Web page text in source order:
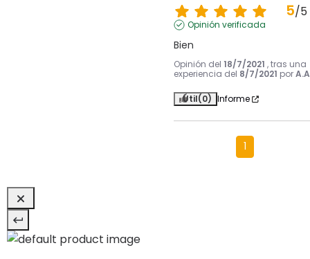
5/5
Opinión verificada
Bien
Opinión del 18/7/2021 , tras una
experiencia del 8/7/2021 por
Útil(0) Informe
1